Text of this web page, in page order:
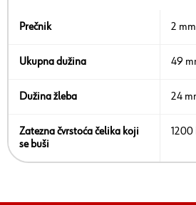
Prečnik 2 mm
Ukupna dužina 49
Dužina žleba 24
Zatezna čvrstoća čelika koji
se buši